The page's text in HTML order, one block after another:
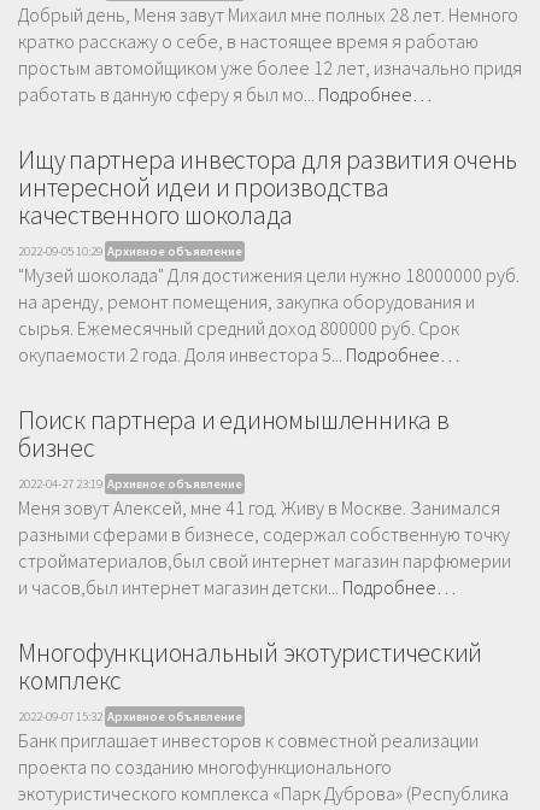
Добрый день, Меня завут Михаил мне полных 28 лет. Немного
кратко расскажу о себе, в настоящее время я работаю
простым автомойщиком уже более 12 лет, изначально придя
работать в данную сферу я был мо... Подробнее…
Ищу партнера инвестора для развития очень
интересной идеи и производства
качественного шоколада
2022-09-05 10:29 Архивное объявление
"Музей шоколада" Для достижения цели нужно 18000000 руб.
на аренду, ремонт помещения, закупка оборудования и
сырья. Ежемесячный средний доход 800000 руб. Срок
окупаемости 2 года. Доля инвестора 5... Подробнее…
Поиск партнера и единомышленника в
бизнес
2022-04-27 23:19 Архивное объявление
Меня зовут Алексей, мне 41 год. Живу в Москве. Занимался
разными сферами в бизнесе, содержал собственную точку
стройматериалов,был свой интернет магазин парфюмерии
и часов,был интернет магазин детски... Подробнее…
Многофункциональный экотуристический
комплекс
2022-09-07 15:32 Архивное объявление
Банк приглашает инвесторов к совместной реализации
проекта по созданию многофункционального
экотуристического комплекса «Парк Дуброва» (Республика